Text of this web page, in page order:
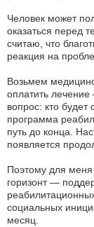
Человек может
оказаться перед
считаю, что
реакция на
Возьмем
оплатить
вопрос: кто будет
программа
путь до конца.
появляется
Поэтому для
горизонт —
социальных
месяц.